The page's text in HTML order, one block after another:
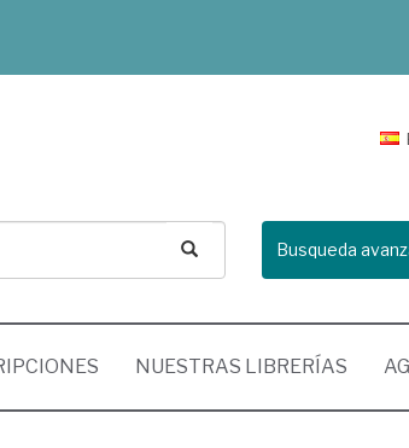
Busqueda
NUESTRAS LIBRERÍAS